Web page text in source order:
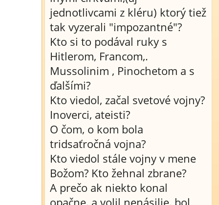
jednotlivcami z kléru) ktorý tiež
tak vyzerali "impozantné"?
Kto si to podával ruky s
Hitlerom, Francom,.
Mussolinim , Pinochetom a s
ďalšími?
Kto viedol, začal svetové vojny?
Inoverci, ateisti?
O čom, o kom bola
tridsaťročná vojna?
Kto viedol stále vojny v mene
Božom? Kto žehnal zbrane?
A prečo ak niekto konal
opačne, a volil nenásilie, bol